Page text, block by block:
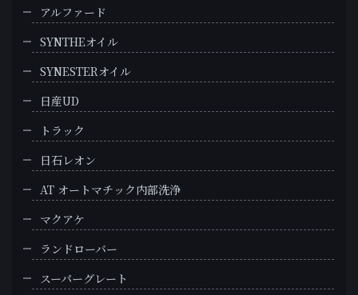
アルファード
SYNTHEオイル
SYNESTERオイル
日産UD
トラック
日石レオン
AT オートマチック内部洗浄
マクアケ
ランドローバー
スーパーグレート